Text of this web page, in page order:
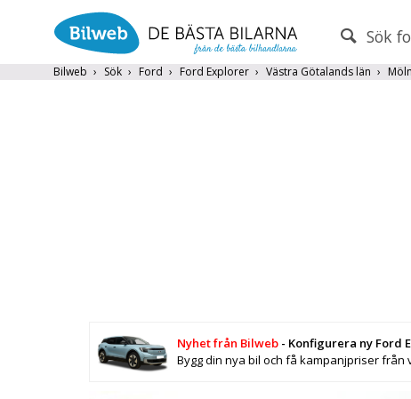
Sök
Bilweb Sök Ford Ford Explorer Västra Götalands län
Nyhet från Bilweb - Konfigurera ny Ford
Bygg din nya bil och få kampanjpriser